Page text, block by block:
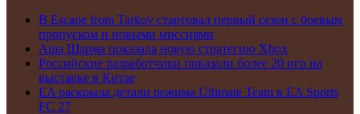
В Escape from Tarkov стартовал первый сезон с боевым
пропуском и новыми миссиями
Аша Шарма показала новую стратегию Xbox
Российские разработчики показали более 20 игр на
выставке в Китае
EA раскрыла детали режима Ultimate Team в EA Sports
FC 27